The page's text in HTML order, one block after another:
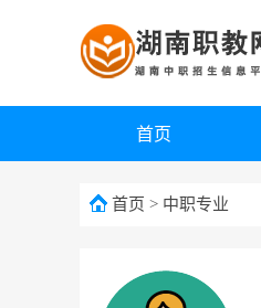
首页
首页 > 中职专业